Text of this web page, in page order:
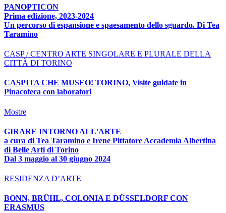
PANOPTICON
Prima edizione, 2023-2024
Un percorso di espansione e spaesamento dello sguardo. Di Tea
Taramino
CASP / CENTRO ARTE SINGOLARE E PLURALE DELLA
CITTÀ DI TORINO
CASPITA CHE MUSEO! TORINO, Visite guidate in
Pinacoteca con laboratori
Mostre
GIRARE INTORNO ALL'ARTE
a cura di Tea Taramino e Irene Pittatore Accademia Albertina
di Belle Arti di Torino
Dal 3 maggio al 30 giugno 2024
RESIDENZA D’ARTE
BONN, BRÜHL, COLONIA E DÜSSELDORF CON
ERASMUS